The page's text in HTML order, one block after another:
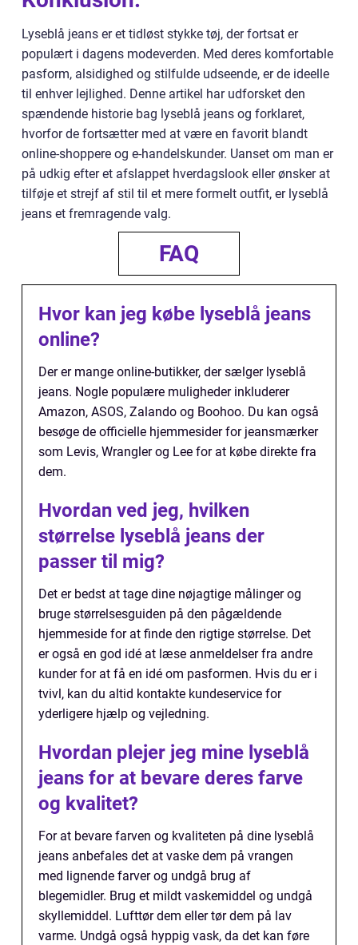
Lyseblå jeans er et tidløst stykke tøj, der fortsat er
populært i dagens modeverden. Med deres komfortable
pasform, alsidighed og stilfulde udseende, er de ideelle
til enhver lejlighed. Denne artikel har udforsket den
spændende historie bag lyseblå jeans og forklaret,
hvorfor de fortsætter med at være en favorit blandt
online-shoppere og e-handelskunder. Uanset om man er
på udkig efter et afslappet hverdagslook eller ønsker at
tilføje et strejf af stil til et mere formelt outfit, er lyseblå
jeans et fremragende valg.
FAQ
Hvor kan jeg købe lyseblå jeans
online?
Der er mange online-butikker, der sælger lyseblå
jeans. Nogle populære muligheder inkluderer
Amazon, ASOS, Zalando og Boohoo. Du kan også
besøge de officielle hjemmesider for jeansmærker
som Levis, Wrangler og Lee for at købe direkte fra
dem.
Hvordan ved jeg, hvilken
størrelse lyseblå jeans der
passer til mig?
Det er bedst at tage dine nøjagtige målinger og
bruge størrelsesguiden på den pågældende
hjemmeside for at finde den rigtige størrelse. Det
er også en god idé at læse anmeldelser fra andre
kunder for at få en idé om pasformen. Hvis du er i
tvivl, kan du altid kontakte kundeservice for
yderligere hjælp og vejledning.
Hvordan plejer jeg mine lyseblå
jeans for at bevare deres farve
og kvalitet?
For at bevare farven og kvaliteten på dine lyseblå
jeans anbefales det at vaske dem på vrangen
med lignende farver og undgå brug af
blegemidler. Brug et mildt vaskemiddel og undgå
skyllemiddel. Lufttør dem eller tør dem på lav
varme. Undgå også hyppig vask, da det kan føre